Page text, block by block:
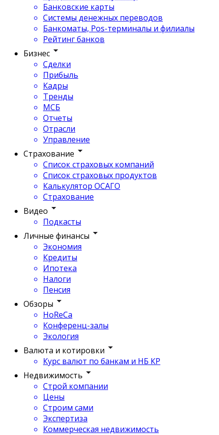
Банковские карты
Системы денежных переводов
Банкоматы, Pos-терминалы и филиалы
Рейтинг банков
Бизнес
Сделки
Прибыль
Кадры
Тренды
МСБ
Отчеты
Отрасли
Управление
Страхование
Список страховых компаний
Список страховых продуктов
Калькулятор ОСАГО
Страхование
Видео
Подкасты
Личные финансы
Экономия
Кредиты
Ипотека
Налоги
Пенсия
Обзоры
HoReCa
Конференц-залы
Экология
Валюта и котировки
Курс валют по банкам и НБ КР
Недвижимость
Строй компании
Цены
Строим сами
Экспертиза
Коммерческая недвижимость